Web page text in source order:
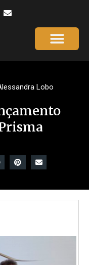
Lobo